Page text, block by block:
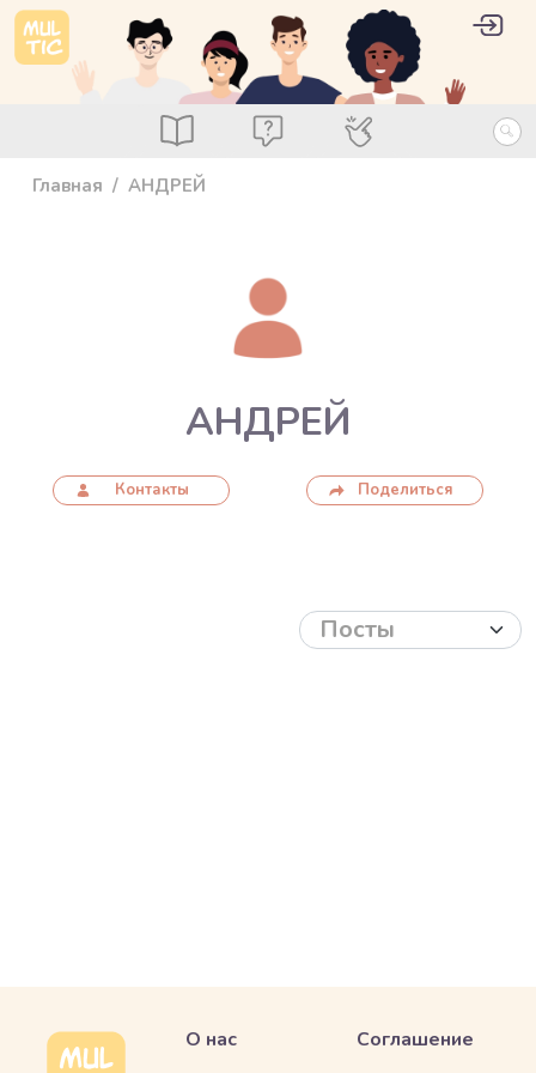
Перейти к основному содержанию
Посты ВопросыСпециалисты
User
Главная АНДРЕЙ
АНДРЕЙ
Контакты Поделиться
О нас Соглашение